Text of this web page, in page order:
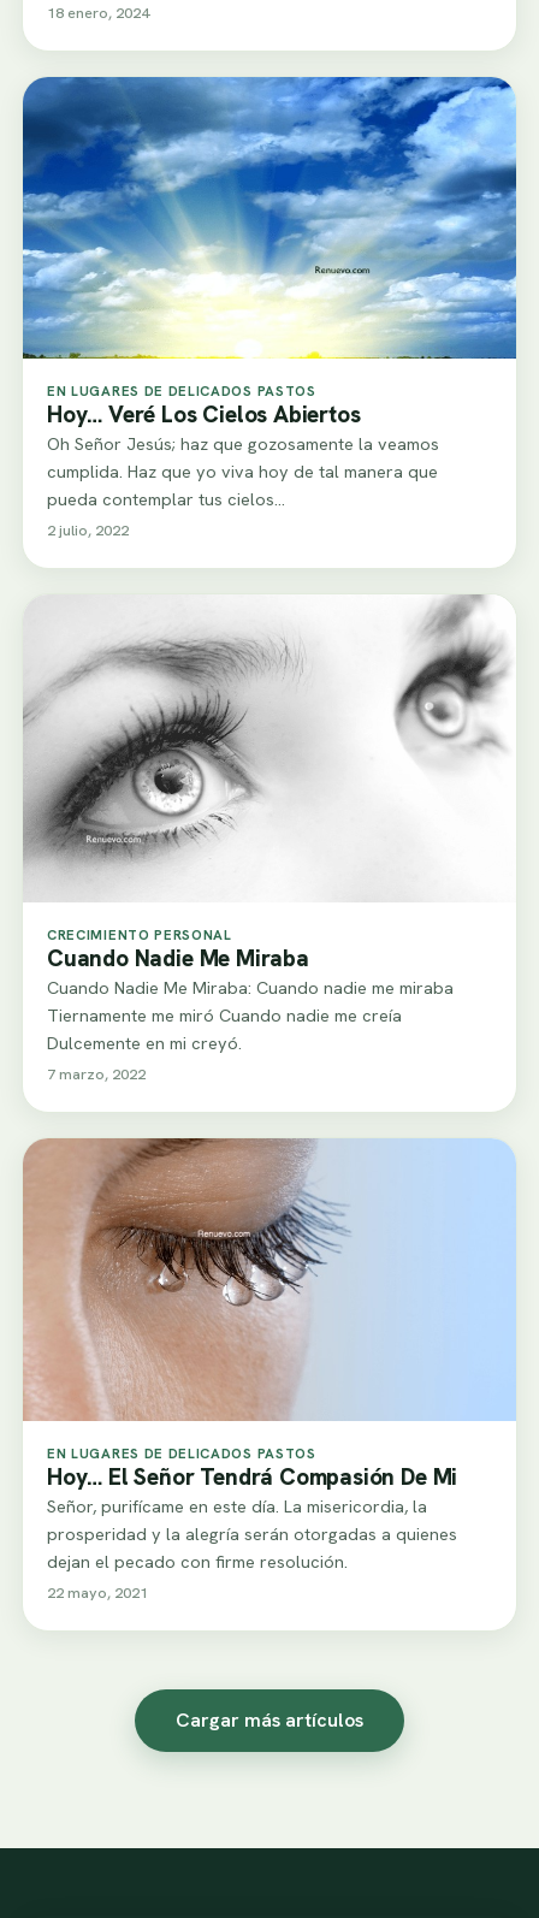
18 enero, 2024
EN LUGARES DE DELICADOS PASTOS
Hoy… Veré Los Cielos Abiertos
Oh Señor Jesús; haz que gozosamente la veamos
cumplida. Haz que yo viva hoy de tal manera que
pueda contemplar tus cielos…
2 julio, 2022
CRECIMIENTO PERSONAL
Cuando Nadie Me Miraba
Cuando Nadie Me Miraba: Cuando nadie me miraba
Tiernamente me miró Cuando nadie me creía
Dulcemente en mi creyó.
7 marzo, 2022
EN LUGARES DE DELICADOS PASTOS
Hoy… El Señor Tendrá Compasión De Mi
Señor, purifícame en este día. La misericordia, la
prosperidad y la alegría serán otorgadas a quienes
dejan el pecado con firme resolución.
22 mayo, 2021
Cargar más artículos